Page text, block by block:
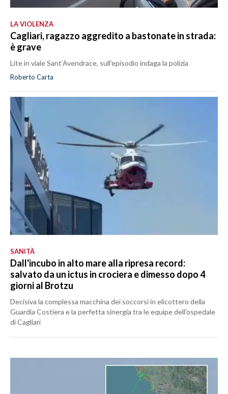
LA VIOLENZA
Cagliari, ragazzo aggredito a bastonate in strada:
è grave
Lite in viale Sant’Avendrace, sull’episodio indaga la polizia
Roberto Carta
SANITÀ
Dall'incubo in alto mare alla ripresa record:
salvato da un ictus in crociera e dimesso dopo 4
giorni al Brotzu
Decisiva la complessa macchina dei soccorsi in elicottero della
Guardia Costiera e la perfetta sinergia tra le equipe dell'ospedale
di Cagliari